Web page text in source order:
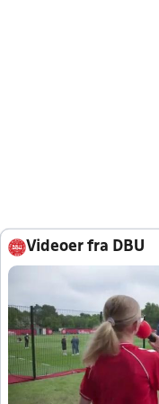
Videoer fra DBU